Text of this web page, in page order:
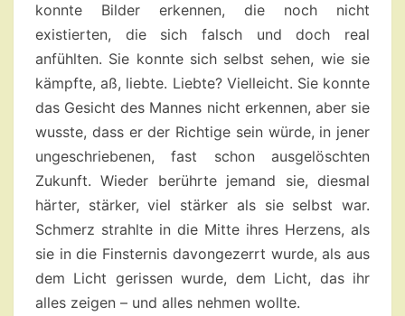
konnte Bilder erkennen, die noch nicht
existierten, die sich falsch und doch real
anfühlten. Sie konnte sich selbst sehen, wie sie
kämpfte, aß, liebte. Liebte? Vielleicht. Sie konnte
das Gesicht des Mannes nicht erkennen, aber sie
wusste, dass er der Richtige sein würde, in jener
ungeschriebenen, fast schon ausgelöschten
Zukunft. Wieder berührte jemand sie, diesmal
härter, stärker, viel stärker als sie selbst war.
Schmerz strahlte in die Mitte ihres Herzens, als
sie in die Finsternis davongezerrt wurde, als aus
dem Licht gerissen wurde, dem Licht, das ihr
alles zeigen – und alles nehmen wollte.